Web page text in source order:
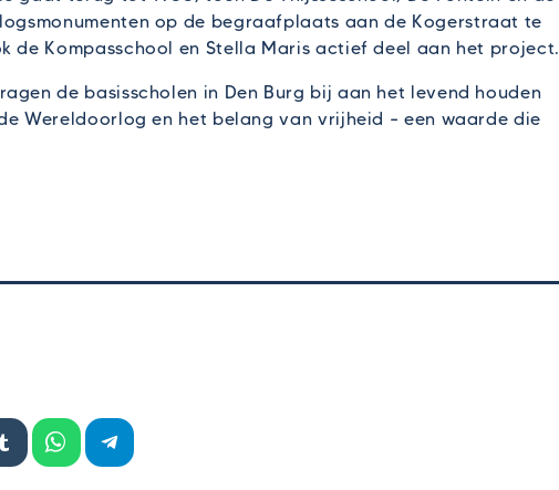
op de begraafplaats aan de Kogerstraat te
de Kompasschool en Stella Maris actief deel aan het project.
de basisscholen in Den Burg bij aan het levend houden
Wereldoorlog en het belang van vrijheid – een waarde die